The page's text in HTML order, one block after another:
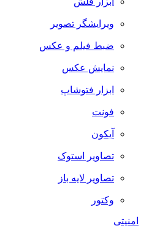
ویرایشگر تصویر
ضبط فيلم و عكس
نمایش عکس
ابزار فتوشاپ
فونت
آیکون
تصاویر استوک
تصاویر لایه باز
وکتور
امنیتی